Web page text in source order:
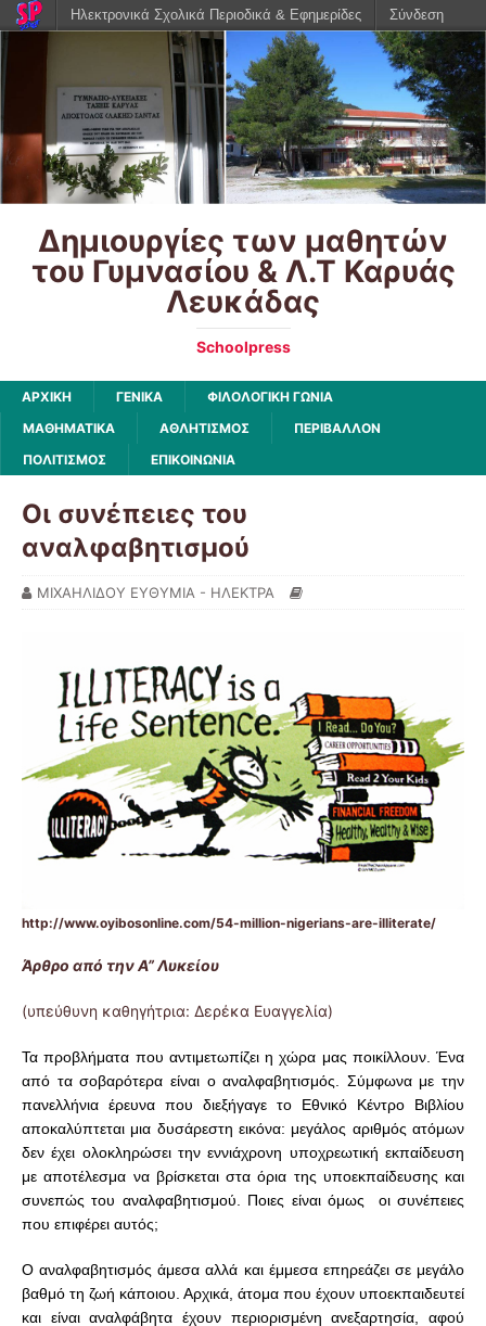
Δημιουργίες των μαθητών
του Γυμνασίου & Λ.Τ Καρυάς
Λευκάδας
Schoolpress
ΑΡΧΙΚΉ ΓΕΝΙΚΆ
ΦΙΛΟΛΟΓΙΚΗ ΓΩΝΙΑ
ΜΑΘΗΜΑΤΙΚΑ
ΑΘΛΗΤΙΣΜΟΣ
ΠΕΡΙΒΑΛΛΟΝ
ΠΟΛΙΤΙΣΜΟΣ
ΕΠΙΚΟΙΝΩΝΙΑ
Οι συνέπειες του
αναλφαβητισμού
ΜΙΧΑΗΛΙΔΟΥ ΕΥΘΥΜΙΑ - ΗΛΕΚΤΡΑ
http://www.oyibosonline.com/54-million-nigerians-are-illiterate/
Άρθρο από την Α” Λυκείου
(υπεύθυνη καθηγήτρια: Δερέκα Ευαγγελία)
Τα προβλήματα που αντιμετωπίζει η χώρα μας ποικίλλουν. Ένα
από τα σοβαρότερα είναι ο αναλφαβητισμός. Σύμφωνα με την
πανελλήνια έρευνα που διεξήγαγε το Εθνικό Κέντρο Βιβλίου
αποκαλύπτεται μια δυσάρεστη εικόνα: μεγάλος αριθμός ατόμων
δεν έχει ολοκληρώσει την εννιάχρονη υποχρεωτική εκπαίδευση
με αποτέλεσμα να βρίσκεται στα όρια της υποεκπαίδευσης και
συνεπώς του αναλφαβητισμού. Ποιες είναι όμως οι συνέπειες
που επιφέρει αυτός;
Ο αναλφαβητισμός άμεσα αλλά και έμμεσα επηρεάζει σε μεγάλο
βαθμό τη ζωή κάποιου. Αρχικά, άτομα που έχουν υποεκπαιδευτεί
και είναι αναλφάβητα έχουν περιορισμένη ανεξαρτησία, αφού
Ηλεκτρονικά Σχολικά Περιοδικά & Εφημερίδες Σύνδεση